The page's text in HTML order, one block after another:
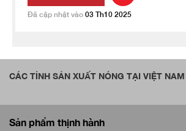
Đã cập nhật vào 03 Th10 2025
CÁC TỈNH SẢN XUẤT NÓNG TẠI VIỆT NAM
Sản phẩm thịnh hành